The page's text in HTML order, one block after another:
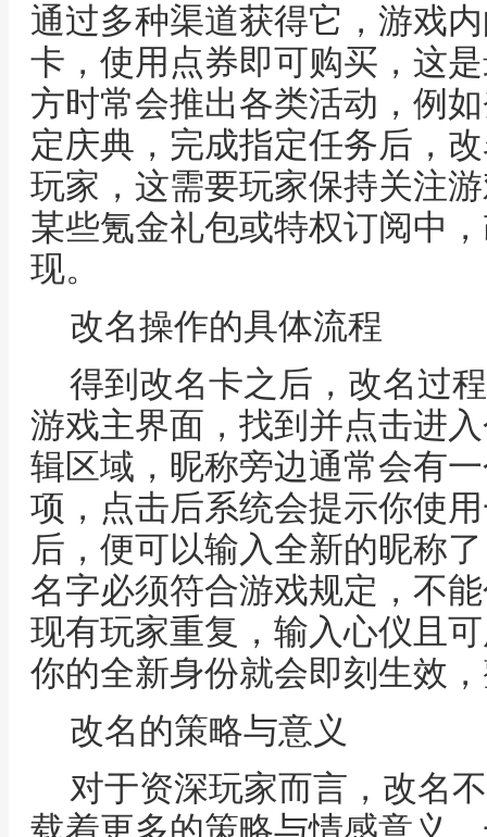
通过多种渠道获得它，游戏
卡，使用点券即可购买，这
方时常会推出各类活动，例
定庆典，完成指定任务后，
玩家，这需要玩家保持关注
某些氪金礼包或特权订阅中
现。
改名操作的具体流程
得到改名卡之后，改名过
游戏主界面，找到并点击进
辑区域，昵称旁边通常会有
项，点击后系统会提示你使
后，便可以输入全新的昵称
名字必须符合游戏规定，不
现有玩家重复，输入心仪且
你的全新身份就会即刻生效
改名的策略与意义
对于资深玩家而言，改名